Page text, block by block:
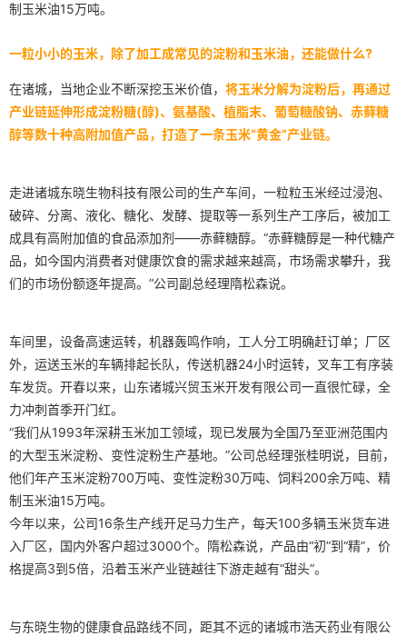
制玉米油15万吨。
一粒小小的玉米，除了加工成常见的淀粉和玉米油，还能做什么?
在诸城，当地企业不断深挖玉米价值， 将玉米分解为淀粉后，再通过
产业链延伸形成淀粉糖(醇)、氨基酸、植脂末、葡萄糖酸钠、赤藓糖
醇等数十种高附加值产品，打造了一条玉米“黄金”产业链。
走进诸城东晓生物科技有限公司的生产车间，一粒粒玉米经过浸泡、
破碎、分离、液化、糖化、发酵、提取等一系列生产工序后，被加工
成具有高附加值的食品添加剂——赤藓糖醇。“赤藓糖醇是一种代糖产
品，如今国内消费者对健康饮食的需求越来越高，市场需求攀升，我
们的市场份额逐年提高。”公司副总经理隋松森说。
车间里，设备高速运转，机器轰鸣作响，工人分工明确赶订单；厂区
外，运送玉米的车辆排起长队，传送机器24小时运转，叉车工有序装
车发货。开春以来，山东诸城兴贸玉米开发有限公司一直很忙碌，全
力冲刺首季开门红。
“我们从1993年深耕玉米加工领域，现已发展为全国乃至亚洲范围内
的大型玉米淀粉、变性淀粉生产基地。”公司总经理张桂明说，目前，
他们年产玉米淀粉700万吨、变性淀粉30万吨、饲料200余万吨、精
制玉米油15万吨。
今年以来，公司16条生产线开足马力生产，每天100多辆玉米货车进
入厂区，国内外客户超过3000个。隋松森说，产品由“初”到“精”，价
格提高3到5倍，沿着玉米产业链越往下游走越有“甜头”。
与东晓生物的健康食品路线不同，距其不远的诸城市浩天药业有限公